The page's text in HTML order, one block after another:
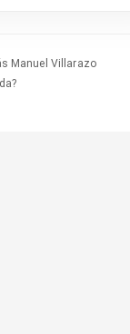
Manuel Villarazo